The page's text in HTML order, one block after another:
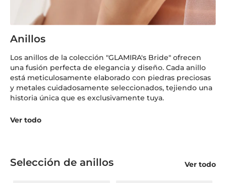
Anillos
Los anillos de la colección "GLAMIRA's Bride" ofrecen
una fusión perfecta de elegancia y diseño. Cada anillo
está meticulosamente elaborado con piedras preciosas
y metales cuidadosamente seleccionados, tejiendo una
historia única que es exclusivamente tuya.
Ver todo
Selección de anillos Ver todo